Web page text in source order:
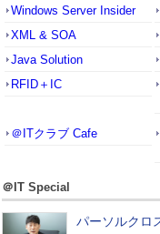
Windows Server Insider
XML & SOA
Java Solution
RFID＋IC
＠ITクラブ Cafe
＠IT Special